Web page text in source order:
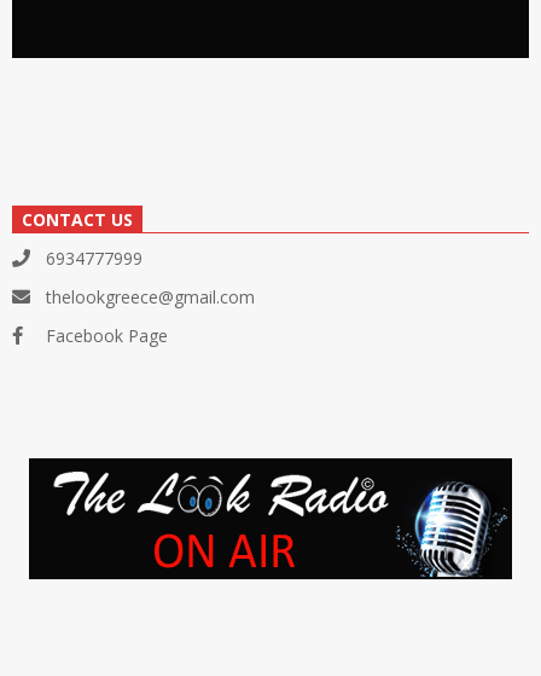
CONTACT US
6934777999
thelookgreece@gmail.com
Facebook Page